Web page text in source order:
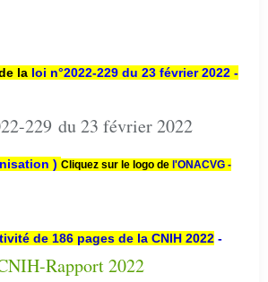
la loi n°2022-229 du 23 février 2022 -
229 du 23 février 2022
) Cliquez sur le logo de l'ONACVG -
de 186 pages de la CNIH 2022 -